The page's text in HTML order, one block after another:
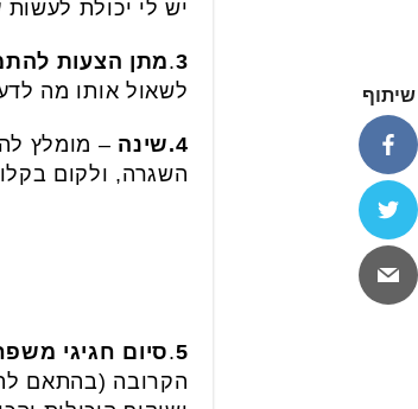
יש לי יכולת
3
.מתן הצעות
לשאול אותו מה
4.שינה
– מומלץ
השגרה, ולקום
5
.סיום חגיגי
הקרובה (בהתאם
שיתוף